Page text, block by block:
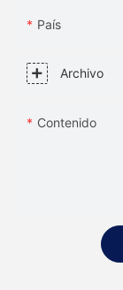
País
Archivo
Contenido